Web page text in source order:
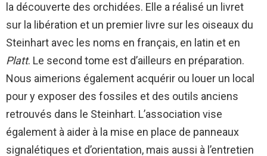
la découverte des orchidées. Elle a réalisé un livret
sur la libération et un premier livre sur les oiseaux du
Steinhart avec les noms en français, en latin et en
Platt. Le second tome est d’ailleurs en préparation.
Nous aimerions également acquérir ou louer un local
pour y exposer des fossiles et des outils anciens
retrouvés dans le Steinhart. L’association vise
également à aider à la mise en place de panneaux
signalétiques et d’orientation, mais aussi à l’entretien